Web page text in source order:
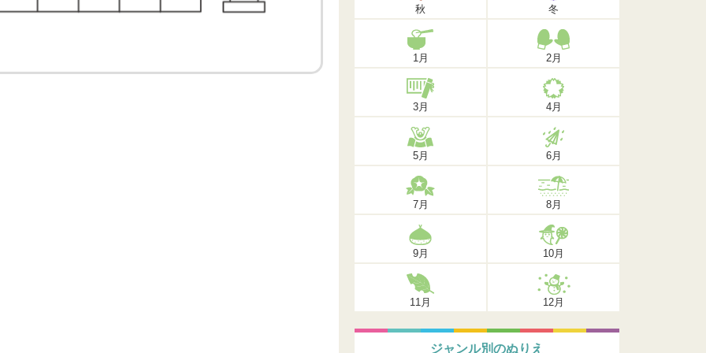
秋 冬
1月 2月
3月 4月
5月 6月
7月 8月
9月 10月
11月 12月
ジャンル別のぬりえ